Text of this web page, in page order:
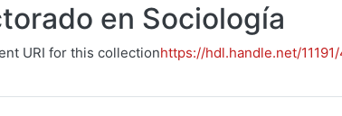
en Sociología
URI for this collectionhttps://hdl.handle.net/